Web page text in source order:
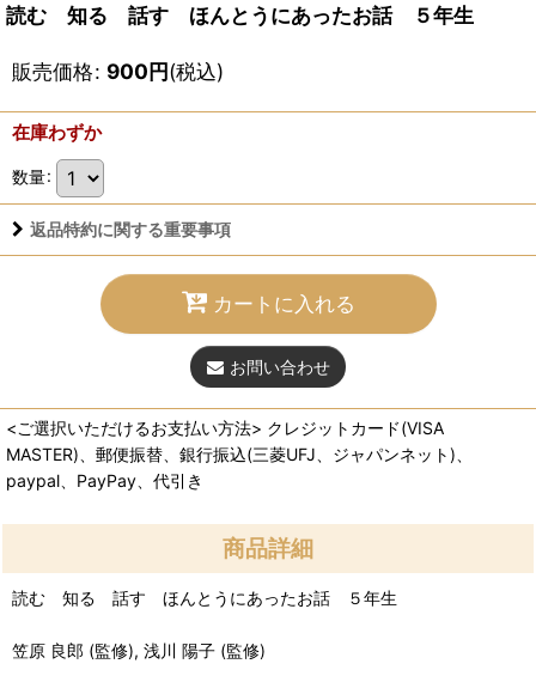
読む 知る 話す ほんとうにあったお話 ５年生
販売価格: 900円(税込)
在庫わずか
数量:
返品特約に関する重要事項
カートに入れる
お問い合わせ
<ご選択いただけるお支払い方法> クレジットカード(VISA
MASTER)、郵便振替、銀行振込(三菱UFJ、ジャパンネット)、
paypal、PayPay、代引き
商品詳細
読む 知る 話す ほんとうにあったお話 ５年生
笠原 良郎 (監修), 浅川 陽子 (監修)